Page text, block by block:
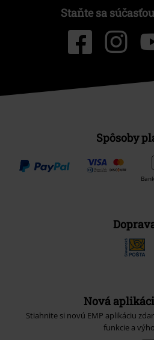
Staňte sa
Spôsoby
Nová
Stiahnite si novú EMP aplikáciu
funkcie a